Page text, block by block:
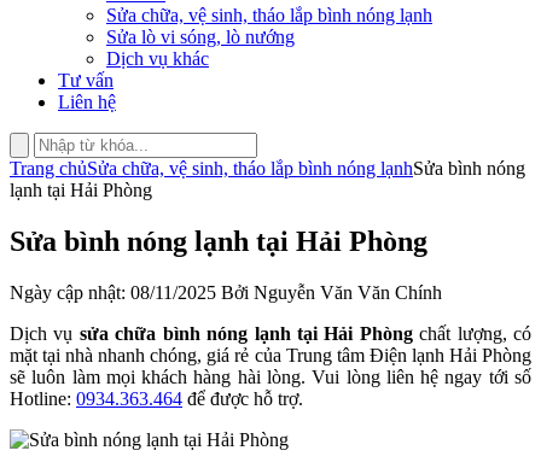
Sửa chữa, vệ sinh, tháo lắp bình nóng lạnh
Sửa lò vi sóng, lò nướng
Dịch vụ khác
Tư vấn
Liên hệ
Trang chủSửa chữa, vệ sinh, tháo lắp bình nóng lạnhSửa bình nóng
lạnh tại Hải Phòng
Sửa bình nóng lạnh tại Hải Phòng
Ngày cập nhật: 08/11/2025 Bởi Nguyễn Văn Văn Chính
Dịch vụ sửa chữa bình nóng lạnh tại Hải Phòngchất lượng, có
mặt tại nhà nhanh chóng, giá rẻ của Trung tâm Điện lạnh Hải Phòng
sẽ luôn làm mọi khách hàng hài lòng. Vui lòng liên hệ ngay tới số
Hotline: 0934.363.464 để được hỗ trợ.